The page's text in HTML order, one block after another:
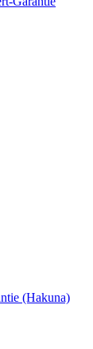
(Hakuna)